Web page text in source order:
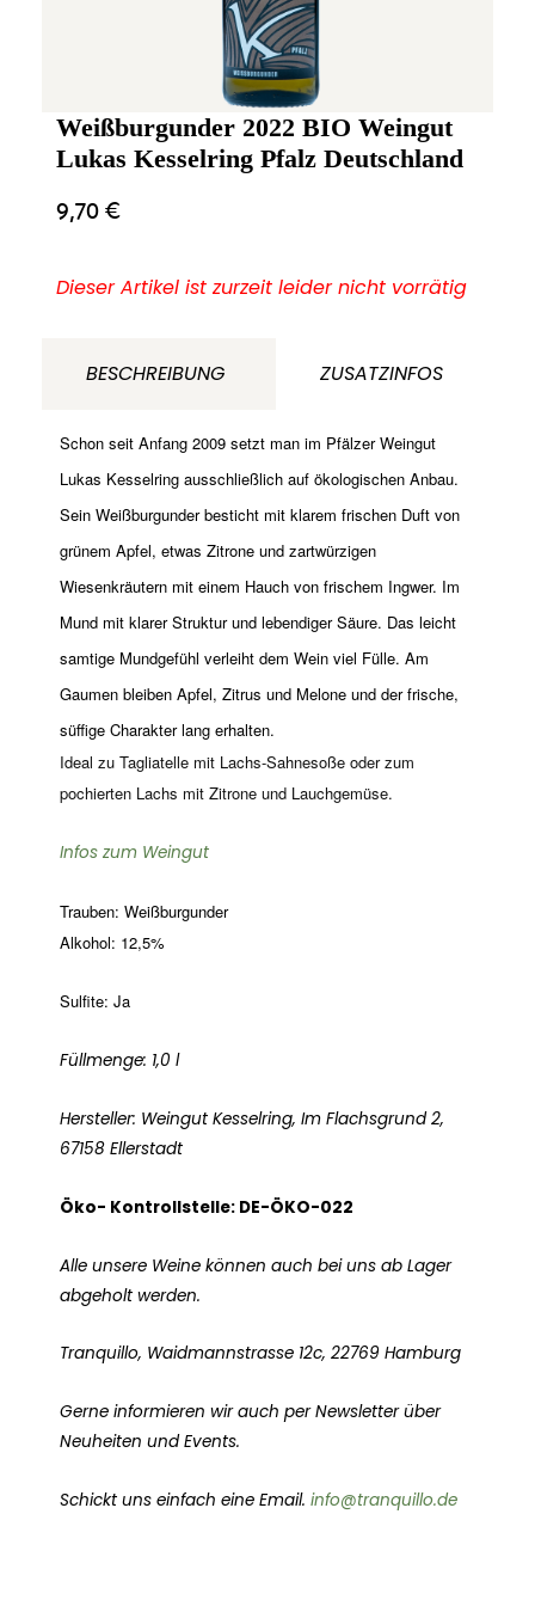
Weißburgunder 2022 BIO Weingut
Lukas Kesselring Pfalz Deutschland
9,70€
Dieser Artikel ist zurzeit leider nicht vorrätig
BESCHREIBUNG ZUSATZINFOS
Schon seit Anfang 2009 setzt man im Pfälzer Weingut
Lukas Kesselring ausschließlich auf ökologischen Anbau.
Sein Weißburgunder besticht mit klarem frischen Duft von
grünem Apfel, etwas Zitrone und zartwürzigen
Wiesenkräutern mit einem Hauch von frischem Ingwer. Im
Mund mit klarer Struktur und lebendiger Säure. Das leicht
samtige Mundgefühl verleiht dem Wein viel Fülle. Am
Gaumen bleiben Apfel, Zitrus und Melone und der frische,
süffige Charakter lang erhalten.
Ideal zu Tagliatelle mit Lachs-Sahnesoße oder zum
pochierten Lachs mit Zitrone und Lauchgemüse.
Infos zum Weingut
Trauben: Weißburgunder
Alkohol: 12,5%
Sulfite: Ja
Füllmenge: 1,0 l
Hersteller: Weingut Kesselring, Im Flachsgrund 2,
67158 Ellerstadt
Öko- Kontrollstelle: DE-ÖKO-022
Alle unsere Weine können auch bei uns ab Lager
abgeholt werden.
Tranquillo, Waidmannstrasse 12c, 22769 Hamburg
Gerne informieren wir auch per Newsletter über
Neuheiten und Events.
Schickt uns einfach eine Email. info@tranquillo.de